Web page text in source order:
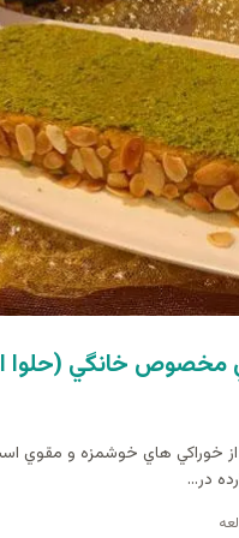
مخصوص خانگي (حلوا
از خوراكي هاي خوشمزه و مقوي
در...